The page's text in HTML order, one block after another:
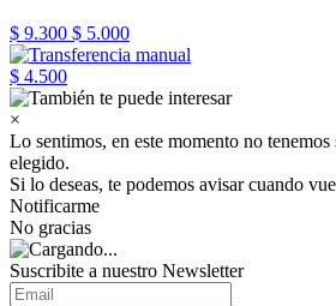
$ 9.300 $ 5.000
$ 4.500
×
Lo sentimos, en este momento no
elegido.
Si lo deseas, te podemos avisar cuando
Notificarme
No gracias
Suscribite a nuestro Newsletter